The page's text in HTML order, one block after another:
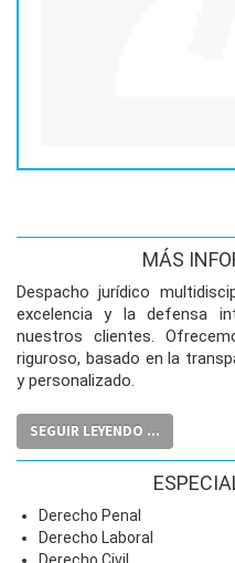
MÁS
Despacho jurídico
excelencia y la defensa
nuestros clientes.
riguroso, basado en la
y personalizado.
Nuestro equipo combina
aportar soluciones
derecho, garantizando
y rigor profesional.
los mejores resultados
seguridad jurídica en nuestras
SEGUIR LEYENDO ...
Derecho Penal
Derecho Laboral